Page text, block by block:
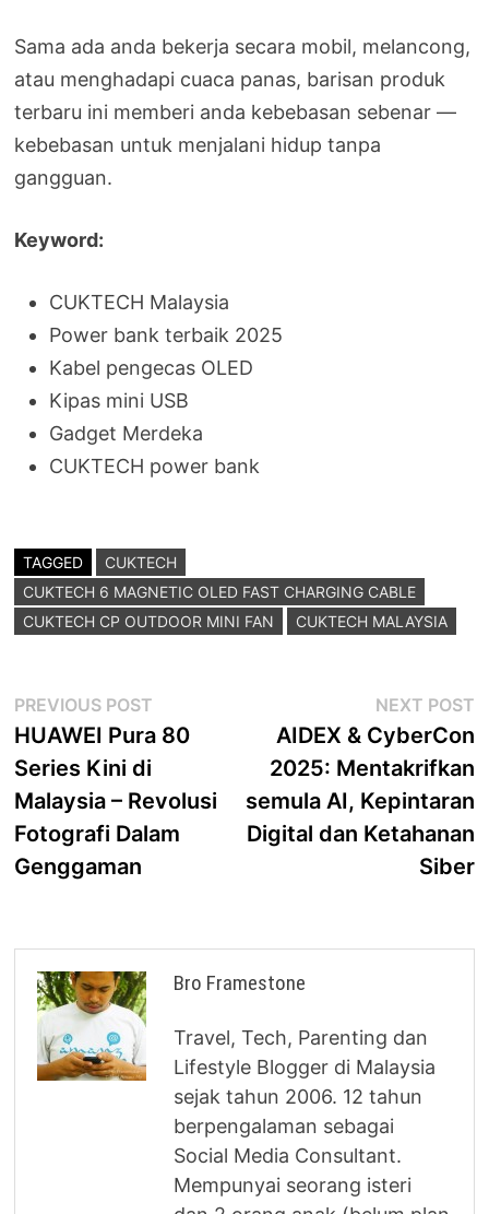
Sama ada anda bekerja secara mobil, melancong,
atau menghadapi cuaca panas, barisan produk
terbaru ini memberi anda kebebasan sebenar —
kebebasan untuk menjalani hidup tanpa
gangguan.
Keyword:
CUKTECH Malaysia
Power bank terbaik 2025
Kabel pengecas OLED
Kipas mini USB
Gadget Merdeka
CUKTECH power bank
TAGGED
CUKTECH
CUKTECH 6 MAGNETIC OLED FAST CHARGING CABLE
CUKTECH CP OUTDOOR MINI FAN
CUKTECH MALAYSIA
Post
navigation
PREVIOUS POST
post:
HUAWEI Pura 80
Series Kini di
Malaysia – Revolusi
Fotografi Dalam
Genggaman
NEXT POST
AIDEX & CyberCon
2025: Mentakrifkan
semula AI, Kepintaran
Digital dan Ketahanan
Siber
Bro Framestone
Travel, Tech, Parenting dan
Lifestyle Blogger di Malaysia
sejak tahun 2006. 12 tahun
berpengalaman sebagai
Social Media Consultant.
Mempunyai seorang isteri